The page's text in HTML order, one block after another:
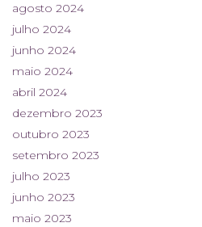
agosto 2024
julho 2024
junho 2024
maio 2024
abril 2024
dezembro 2023
outubro 2023
setembro 2023
julho 2023
junho 2023
maio 2023